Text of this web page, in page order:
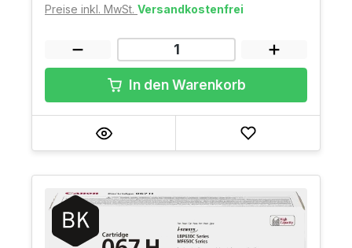
Preise inkl. MwSt. Versandkostenfrei
In den Warenkorb